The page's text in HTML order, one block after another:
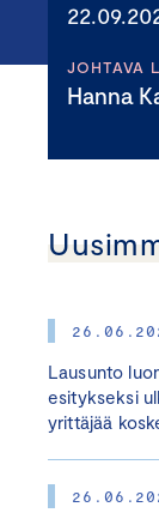
JOHTAVA
Hanna
Lausunto
esitykseksi
yrittäjää